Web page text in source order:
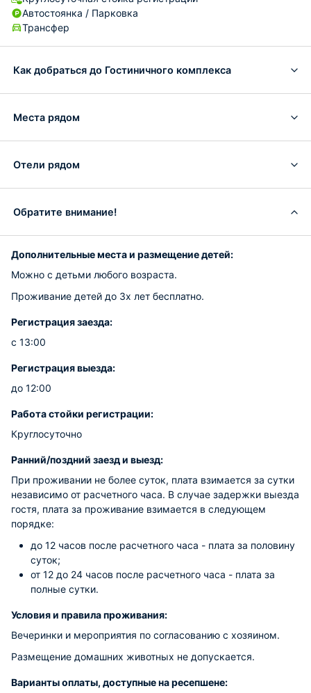
Автостоянка / Парковка
Трансфер
Как добраться до Гостиничного комплекса
Места рядом
Отели рядом
Обратите внимание!
Дополнительные места и размещение детей:
Можно с детьми любого возраста.
Проживание детей до 3х лет бесплатно.
Регистрация заезда:
с 13:00
Регистрация выезда:
до 12:00
Работа стойки регистрации:
Круглосуточно
Ранний/поздний заезд и выезд:
При проживании не более суток, плата взимается за сутки
независимо от расчетного часа. В случае задержки выезда
гостя, плата за проживание взимается в следующем
порядке:
до 12 часов после расчетного часа - плата за половину
суток;
от 12 до 24 часов после расчетного часа - плата за
полные сутки.
Условия и правила проживания:
Вечеринки и мероприятия по согласованию с хозяином.
Размещение домашних животных не допускается.
Варианты оплаты, доступные на ресепшене: